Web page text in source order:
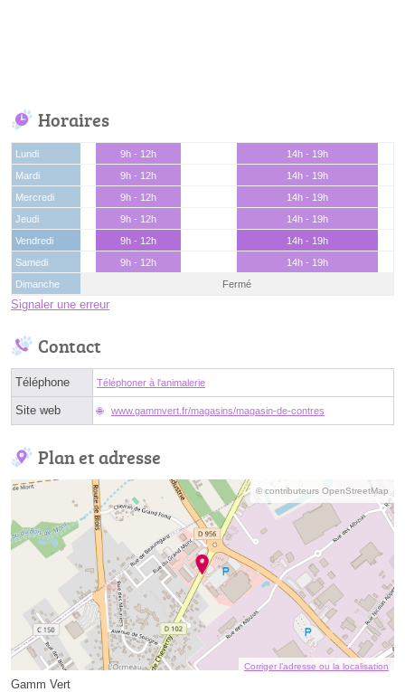
Horaires
Lundi 9h - 12h
14h - 19h
Mardi
9h - 12h
14h - 19h
Mercredi
9h - 12h
14h - 19h
Jeudi
9h - 12h
14h - 19h
Vendredi
9h - 12h
14h - 19h
Samedi
9h - 12h
14h - 19h
Dimanche
Fermé
Signaler une erreur
Contact
Téléphone Téléphoner à l'animalerie
Site web www.gammvert.fr/magasins/magasin-de-contres
Plan et adresse
© contributeurs OpenStreetMap
Corriger l’adresse ou la localisation
Gamm Vert